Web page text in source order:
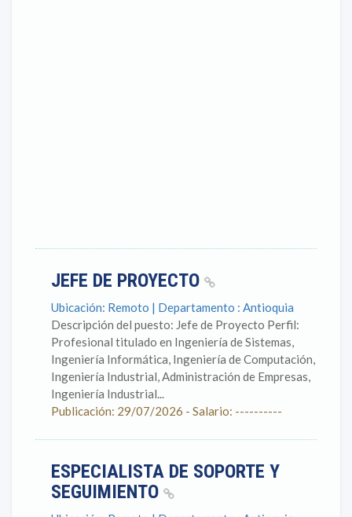
JEFE DE PROYECTO
Ubicación: Remoto | Departamento : Antioquia
Descripción del puesto: Jefe de Proyecto Perfil:
Profesional titulado en Ingeniería de Sistemas,
Ingeniería Informática, Ingeniería de Computación,
Ingeniería Industrial, Administración de Empresas,
Ingeniería Industrial...
Publicación: 29/07/2026 - Salario: ----------
ESPECIALISTA DE SOPORTE Y
SEGUIMIENTO